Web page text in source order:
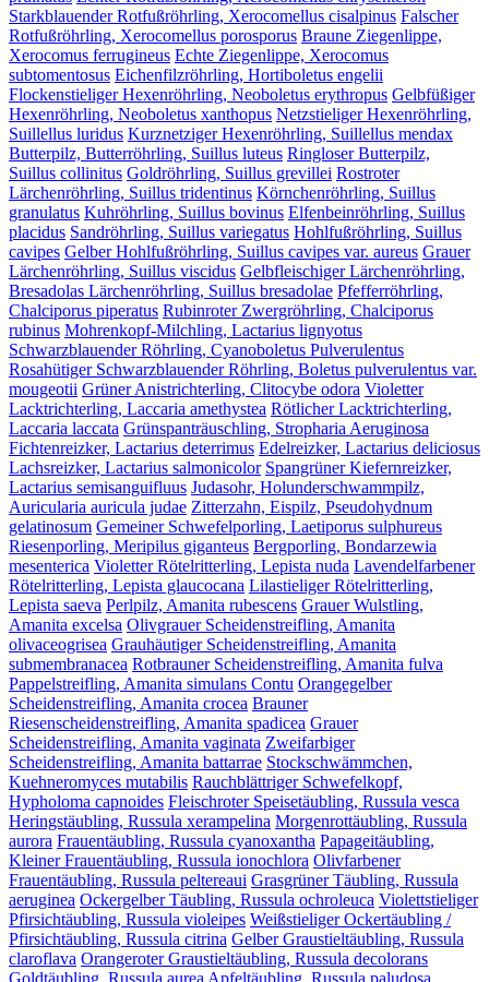
Starkblauender Rotfußröhrling, Xerocomellus cisalpinus Falscher
Rotfußröhrling, Xerocomellus porosporus Braune Ziegenlippe,
Xerocomus ferrugineus Echte Ziegenlippe, Xerocomus
subtomentosus Eichenfilzröhrling, Hortiboletus engelii
Flockenstieliger Hexenröhrling, Neoboletus erythropus Gelbfüßiger
Hexenröhrling, Neoboletus xanthopus Netzstieliger Hexenröhrling,
Suillellus luridus Kurznetziger Hexenröhrling, Suillellus mendax
Butterpilz, Butterröhrling, Suillus luteus Ringloser Butterpilz,
Suillus collinitus Goldröhrling, Suillus grevillei Rostroter
Lärchenröhrling, Suillus tridentinus Körnchenröhrling, Suillus
granulatus Kuhröhrling, Suillus bovinus Elfenbeinröhrling, Suillus
placidus Sandröhrling, Suillus variegatus Hohlfußröhrling, Suillus
cavipes Gelber Hohlfußröhrling, Suillus cavipes var. aureus Grauer
Lärchenröhrling, Suillus viscidus Gelbfleischiger Lärchenröhrling,
Bresadolas Lärchenröhrling, Suillus bresadolae Pfefferröhrling,
Chalciporus piperatus Rubinroter Zwergröhrling, Chalciporus
rubinus Mohrenkopf-Milchling, Lactarius lignyotus
Schwarzblauender Röhrling, Cyanoboletus Pulverulentus
Rosahütiger Schwarzblauender Röhrling, Boletus pulverulentus var.
mougeotii Grüner Anistrichterling, Clitocybe odora Violetter
Lacktrichterling, Laccaria amethystea Rötlicher Lacktrichterling,
Laccaria laccata Grünspanträuschling, Stropharia Aeruginosa
Fichtenreizker, Lactarius deterrimus Edelreizker, Lactarius deliciosus
Lachsreizker, Lactarius salmonicolor Spangrüner Kiefernreizker,
Lactarius semisanguifluus Judasohr, Holunderschwammpilz,
Auricularia auricula judae Zitterzahn, Eispilz, Pseudohydnum
gelatinosum Gemeiner Schwefelporling, Laetiporus sulphureus
Riesenporling, Meripilus giganteus Bergporling, Bondarzewia
mesenterica Violetter Rötelritterling, Lepista nuda Lavendelfarbener
Rötelritterling, Lepista glaucocana Lilastieliger Rötelritterling,
Lepista saeva Perlpilz, Amanita rubescens Grauer Wulstling,
Amanita excelsa Olivgrauer Scheidenstreifling, Amanita
olivaceogrisea Grauhäutiger Scheidenstreifling, Amanita
submembranacea Rotbrauner Scheidenstreifling, Amanita fulva
Pappelstreifling, Amanita simulans Contu Orangegelber
Scheidenstreifling, Amanita crocea Brauner
Riesenscheidenstreifling, Amanita spadicea Grauer
Scheidenstreifling, Amanita vaginata Zweifarbiger
Scheidenstreifling, Amanita battarrae Stockschwämmchen,
Kuehneromyces mutabilis Rauchblättriger Schwefelkopf,
Hypholoma capnoides Fleischroter Speisetäubling, Russula vesca
Heringstäubling, Russula xerampelina Morgenrottäubling, Russula
aurora Frauentäubling, Russula cyanoxantha Papageitäubling,
Kleiner Frauentäubling, Russula ionochlora Olivfarbener
Frauentäubling, Russula peltereaui Grasgrüner Täubling, Russula
aeruginea Ockergelber Täubling, Russula ochroleuca Violettstieliger
Pfirsichtäubling, Russula violeipes Weißstieliger Ockertäubling /
Pfirsichtäubling, Russula citrina Gelber Graustieltäubling, Russula
claroflava Orangeroter Graustieltäubling, Russula decolorans